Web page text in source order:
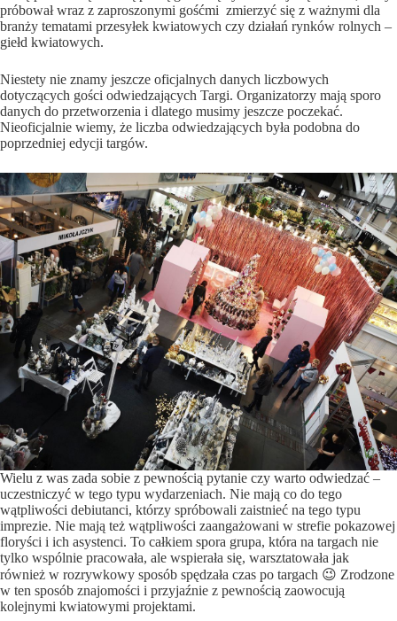
próbował wraz z zaproszonymi gośćmi zmierzyć się z ważnymi dla
branży tematami przesyłek kwiatowych czy działań rynków rolnych –
giełd kwiatowych.
Niestety nie znamy jeszcze oficjalnych danych liczbowych
dotyczących gości odwiedzających Targi. Organizatorzy mają sporo
danych do przetworzenia i dlatego musimy jeszcze poczekać.
Nieoficjalnie wiemy, że liczba odwiedzających była podobna do
poprzedniej edycji targów.
Wielu z was zada sobie z pewnością pytanie czy warto odwiedzać –
uczestniczyć w tego typu wydarzeniach. Nie mają co do tego
wątpliwości debiutanci, którzy spróbowali zaistnieć na tego typu
imprezie. Nie mają też wątpliwości zaangażowani w strefie pokazowej
floryści i ich asystenci. To całkiem spora grupa, która na targach nie
tylko wspólnie pracowała, ale wspierała się, warsztatowała jak
również w rozrywkowy sposób spędzała czas po targach 😉 Zrodzone
w ten sposób znajomości i przyjaźnie z pewnością zaowocują
kolejnymi kwiatowymi projektami.